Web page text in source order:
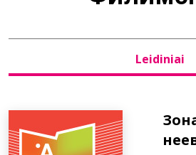
Naujienos
Bibliotekoms
D.U.K.
Leidiniai